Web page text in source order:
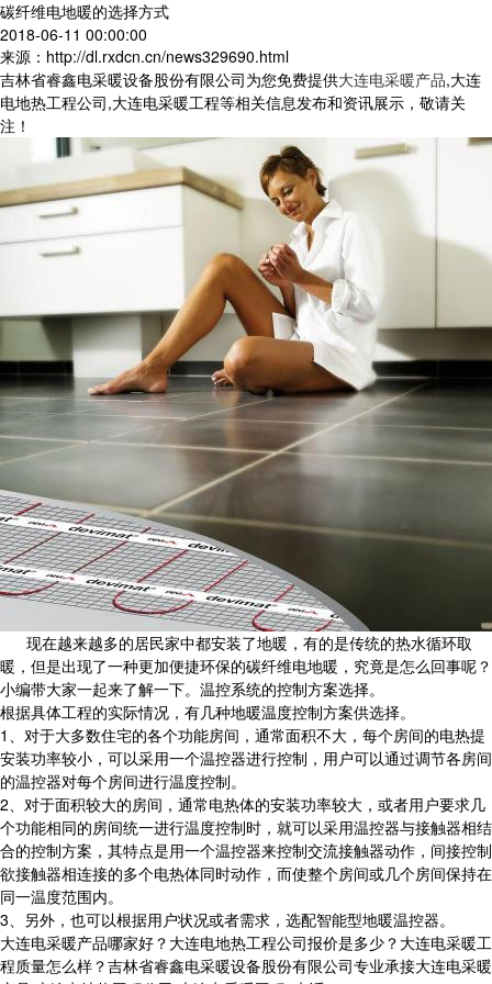
碳纤维电地暖的选择方式
2018-06-11 00:00:00
来源：http://dl.rxdcn.cn/news329690.html
吉林省睿鑫电采暖设备股份有限公司为您免费提供大连电采暖产品,大连
电地热工程公司,大连电采暖工程等相关信息发布和资讯展示，敬请关
注！
现在越来越多的居民家中都安装了地暖，有的是传统的热水循环取
暖，但是出现了一种更加便捷环保的碳纤维电地暖，究竟是怎么回事呢？
小编带大家一起来了解一下。温控系统的控制方案选择。
根据具体工程的实际情况，有几种地暖温度控制方案供选择。
1、对于大多数住宅的各个功能房间，通常面积不大，每个房间的电热提
安装功率较小，可以采用一个温控器进行控制，用户可以通过调节各房间
的温控器对每个房间进行温度控制。
2、对于面积较大的房间，通常电热体的安装功率较大，或者用户要求几
个功能相同的房间统一进行温度控制时，就可以采用温控器与接触器相结
合的控制方案，其特点是用一个温控器来控制交流接触器动作，间接控制
欲接触器相连接的多个电热体同时动作，而使整个房间或几个房间保持在
同一温度范围内。
3、另外，也可以根据用户状况或者需求，选配智能型地暖温控器。
大连电采暖产品哪家好？大连电地热工程公司报价是多少？大连电采暖工
程质量怎么样？吉林省睿鑫电采暖设备股份有限公司专业承接大连电采暖